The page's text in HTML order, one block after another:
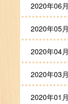
2020年06月
2020年05月
2020年04月
2020年03月
2020年01月